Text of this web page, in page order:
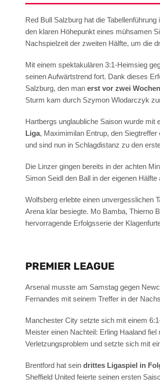
Red Bull Salzburg hat die Tabellenführung
den klaren Höhepunkt eines mühsamen
Nachspielzeit der zweiten Hälfte, um die
Mit einem spektakulären 3:1-Heimsieg
seinen Aufwärtstrend fort. Dank dieses
Salzburg, den man erst vor zwei Wochen
Sturm kam durch Szymon Wlodarczyk
Hartbergs unglaubliche Saison wurde mit
Liga, Maximimilan Entrup, den
und sind nun in Schlagdistanz zu den
Die Linzer gingen bereits in der achten
Simon Seidl den Ball in der eigenen
Wolfsberg erlebte einen unvergesslichen
Arena klar besiegte. Mo Bamba, Thierno
hervorragende Erfolgsserie der
PREMIER LEAGUE
Arsenal musste am Samstag gegen
Fernandes mit seinem Treffer in der
Manchester City setzte sich mit einem
Meister einen Nachteil: Erling Haaland
Verletzungsproblem und setzte sich mit
Brentford hat sein drittes Ligaspiel in
Sheffield United feierte seinen ersten